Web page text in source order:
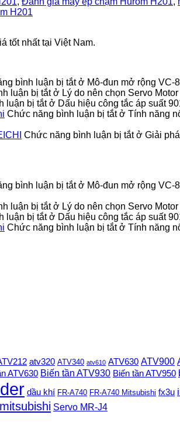
H201
tốt nhất tại Việt Nam.
bình luận bị tắtở Mô-đun mở rộng VC-
luận bị tắtở Lý do nên chọn Servo
luận bị tắtở Dấu hiệu công tắc áp suất
Chức năng bình luận bị tắtở Tính năng
Chức năng bình luận bị tắtở Giải
bình luận bị tắtở Mô-đun mở rộng VC-
luận bị tắtở Lý do nên chọn Servo
luận bị tắtở Dấu hiệu công tắc áp suất
Chức năng bình luận bị tắtở Tính năng
atv320 ATV340 atv610 ATV630 ATV900
ATV630 Biến tần ATV930 Biến tần ATV950
dầu khí FR-A740 FR-A740 Mitsubishi fx3u
Servo MR-J4